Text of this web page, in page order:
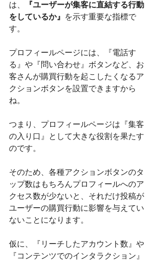
は、
『ユーザーが集客に直結する行動
をしているか』 を示す重要な指標で
す。
プロフィールページには、『電話す
る』や『問い合わせ』ボタンなど、お
客さんが購買行動を起こしたくなるア
クションボタンを設置できますから
ね。
つまり、プロフィールページは『集客
の入り口』として大きな役割を果たす
のです。
そのため、各種アクションボタンのタ
ップ数はもちろんプロフィールへのア
クセス数が少ないと、それだけ投稿が
ユーザーの購買行動に影響を与えてい
ないことになります。
仮に、『リーチしたアカウント数』や
『コンテンツでのインタラクション』